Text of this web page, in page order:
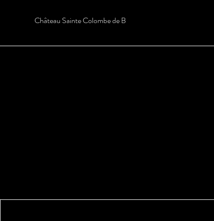
Château Sainte Colombe de B